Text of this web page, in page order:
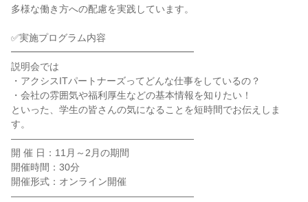
多様な働き方への配慮を実践しています。
✅実施プログラム内容
━━━━━━━━━━━━━━━━━━━
説明会では
・アクシスITパートナーズってどんな仕事をしているの？
・会社の雰囲気や福利厚生などの基本情報を知りたい！
といった、学生の皆さんの気になることを短時間でお伝えしま
す。
―――――――――――――――――――
開 催 日：11月～2月の期間
開催時間：30分
開催形式：オンライン開催
―――――――――――――――――――